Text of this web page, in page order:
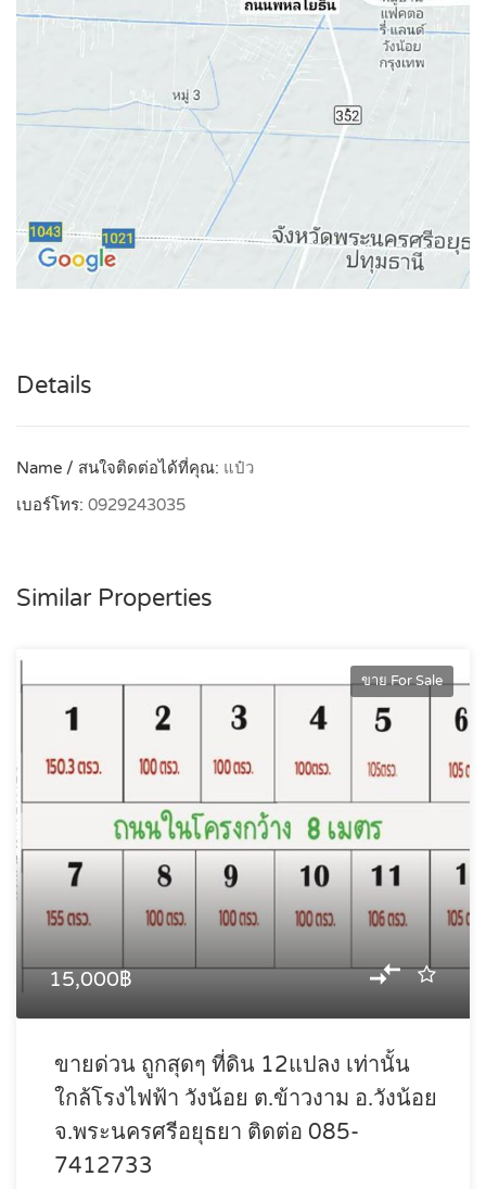
Details
Name / สนใจติดต่อได้ที่คุณ: แป๋ว
เบอร์โทร: 0929243035
Similar Properties
ขาย For Sale
15,000฿
ขายด่วน ถูกสุดๆ ที่ดิน 12แปลง เท่านั้น
ใกล้โรงไฟฟ้า วังน้อย ต.ข้าวงาม อ.วังน้อย
จ.พระนครศรีอยุธยา ติดต่อ 085-
7412733